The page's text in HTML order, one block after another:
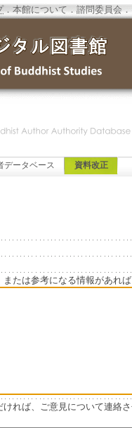
．本館について ．諮問委員会 ．
データベース 資料改正
または参考になる情報があれ
れば、ご意見について連絡